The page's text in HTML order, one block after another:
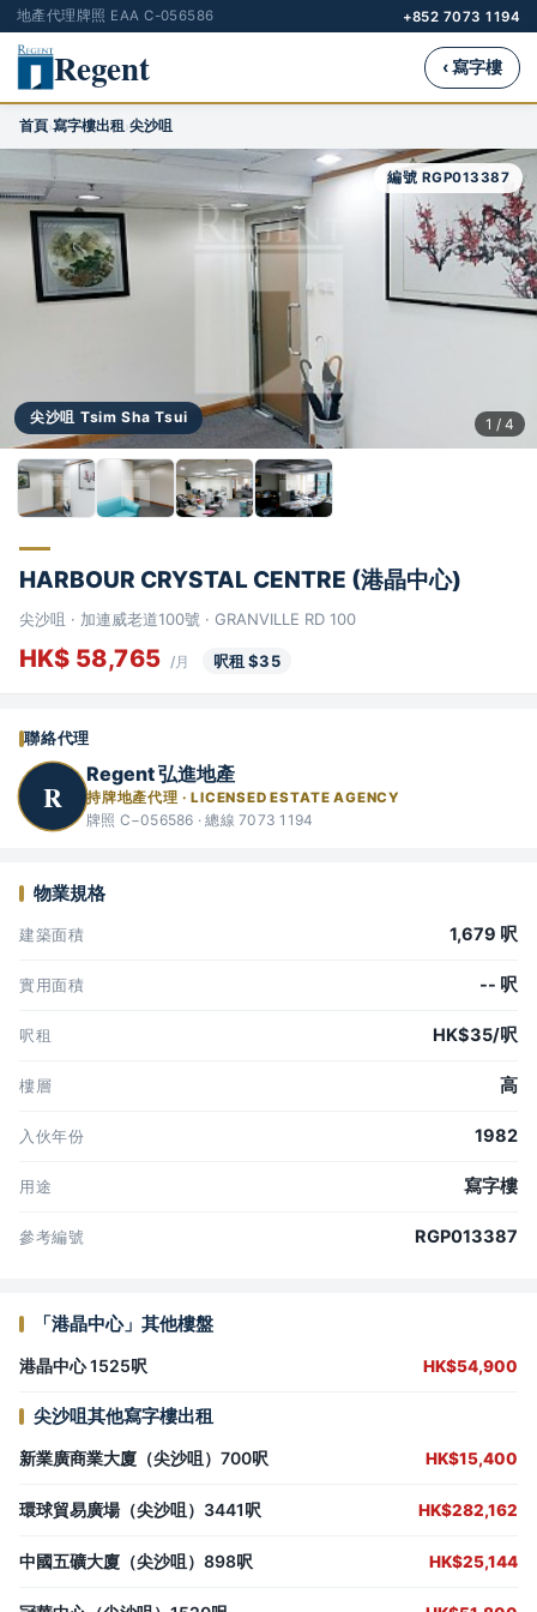
地產代理牌照 EAA C-056586 +852 7073 1194
Regent ‹ 寫字樓
首頁›寫字樓出租›尖沙咀
尖沙咀 Tsim Sha Tsui
編號 RGP013387
1 / 4
HARBOUR CRYSTAL CENTRE (港晶中心)
尖沙咀 · 加連威老道100號 · GRANVILLE RD 100
HK$ 58,765 /月 呎租 $35
聯絡代理
R
Regent 弘進地產
持牌地產代理 · LICENSED ESTATE AGENCY
牌照 C−056586 · 總線 7073 1194
物業規格
建築面積 1,679 呎
實用面積 -- 呎
呎租 HK$35/呎
樓層 高
入伙年份 1982
用途 寫字樓
參考編號 RGP013387
「港晶中心」其他樓盤
港晶中心 1525呎 HK$54,900
尖沙咀其他寫字樓出租
新業廣商業大廈（尖沙咀）700呎 HK$15,400
環球貿易廣場（尖沙咀）3441呎 HK$282,162
中國五礦大廈（尖沙咀）898呎 HK$25,144